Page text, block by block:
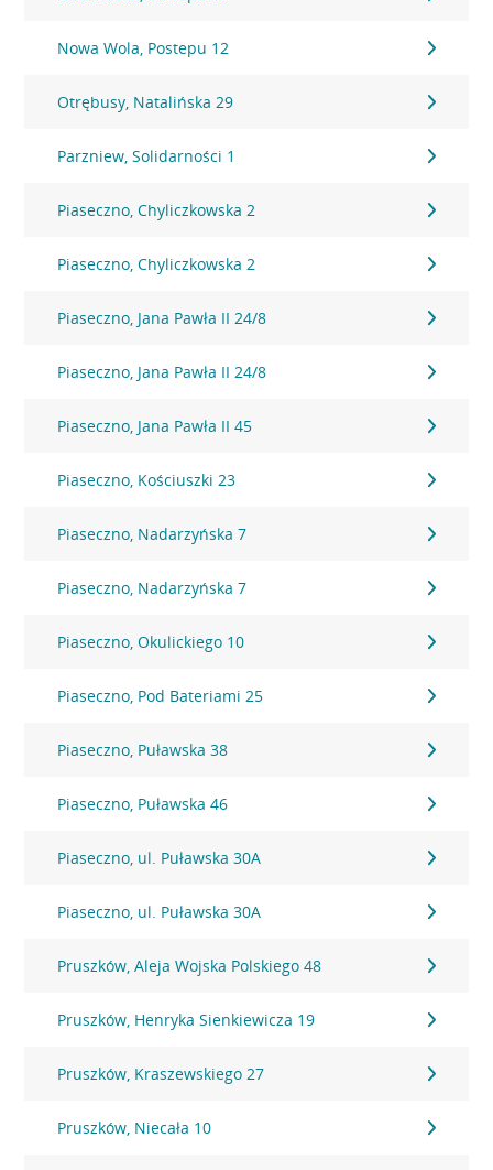
Nowa Wola, Postepu 12
Otrębusy, Natalińska 29
Parzniew, Solidarności 1
Piaseczno, Chyliczkowska 2
Piaseczno, Chyliczkowska 2
Piaseczno, Jana Pawła II 24/8
Piaseczno, Jana Pawła II 24/8
Piaseczno, Jana Pawła II 45
Piaseczno, Kościuszki 23
Piaseczno, Nadarzyńska 7
Piaseczno, Nadarzyńska 7
Piaseczno, Okulickiego 10
Piaseczno, Pod Bateriami 25
Piaseczno, Puławska 38
Piaseczno, Puławska 46
Piaseczno, ul. Puławska 30A
Piaseczno, ul. Puławska 30A
Pruszków, Aleja Wojska Polskiego 48
Pruszków, Henryka Sienkiewicza 19
Pruszków, Kraszewskiego 27
Pruszków, Niecała 10